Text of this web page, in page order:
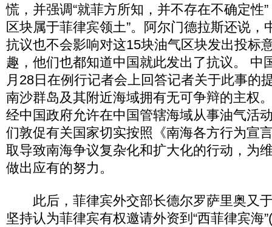
慌，并强调“就菲方所知，并不存在不确定性
区块属于菲律宾领土”。阿尔门德拉斯还说，
抗议也不会影响对这15块油气区块发出投标
趣，他们也都知道中国就此发出了抗议。 中
月28日在例行记者会上回答记者关于此事的
南沙群岛及其附近海域拥有无可争辩的主权
经中国政府允许在中国管辖海域从事油气活
们敦促有关国家切实按照《南海各方行为宣
取导致南海争议复杂化和扩大化的行动，为
做出应有的努力。
此后，菲律宾外交部长德尔罗萨里奥又
坚持认为菲律宾有权邀请外资到“西菲律宾海